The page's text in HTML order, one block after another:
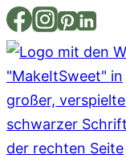
Zum
Inhalt
springen